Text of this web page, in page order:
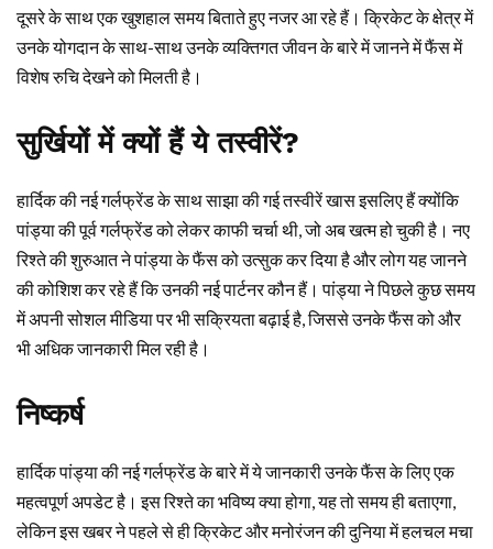
दूसरे के साथ एक खुशहाल समय बिताते हुए नजर आ रहे हैं। क्रिकेट के क्षेत्र में
उनके योगदान के साथ-साथ उनके व्यक्तिगत जीवन के बारे में जानने में फैंस में
विशेष रुचि देखने को मिलती है।
सुर्खियों में क्यों हैं ये तस्वीरें?
हार्दिक की नई गर्लफ्रेंड के साथ साझा की गई तस्वीरें खास इसलिए हैं क्योंकि
पांड्या की पूर्व गर्लफ्रेंड को लेकर काफी चर्चा थी, जो अब खत्म हो चुकी है। नए
रिश्ते की शुरुआत ने पांड्या के फैंस को उत्सुक कर दिया है और लोग यह जानने
की कोशिश कर रहे हैं कि उनकी नई पार्टनर कौन हैं। पांड्या ने पिछले कुछ समय
में अपनी सोशल मीडिया पर भी सक्रियता बढ़ाई है, जिससे उनके फैंस को और
भी अधिक जानकारी मिल रही है।
निष्कर्ष
हार्दिक पांड्या की नई गर्लफ्रेंड के बारे में ये जानकारी उनके फैंस के लिए एक
महत्वपूर्ण अपडेट है। इस रिश्ते का भविष्य क्या होगा, यह तो समय ही बताएगा,
लेकिन इस खबर ने पहले से ही क्रिकेट और मनोरंजन की दुनिया में हलचल मचा